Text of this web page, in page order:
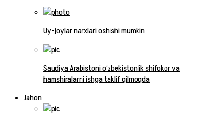
Uy-joylar narxlari oshishi mumkin
Saudiya Arabistoni o‘zbekistonlik shifokor va
hamshiralarni ishga taklif qilmoqda
Jahon